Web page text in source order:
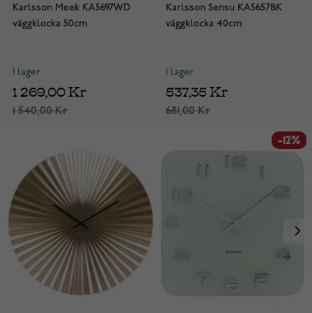
Karlsson Meek KA5697WD
väggklocka 50cm
I lager
1 540,00 Kr
1 269,00 Kr
Karlsson Sensu KA5657BK
väggklocka 40cm
I lager
681,00 Kr
537,35 Kr
-12%